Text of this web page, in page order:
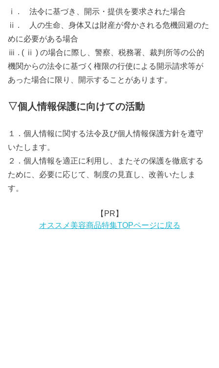
ⅰ . 法令に基づき、開示・提供を要求された場合
ⅱ . 人の生命、身体又は財産が脅かされる危機回避のた
めに必要がある場合
ⅲ . ( ⅱ ) の場合に際し、警察、税務署、裁判所等の公的
機関からの法令に基づく権限の行使による開示請求等が
あった場合に限り、開示することがあります。
▽個人情報保護に向けての活動
１．個人情報に関する法令及び個人情報保護方針を遵守
いたします。
２．個人情報を適正に利用し、またその保護を徹底する
ために、必要に応じて、制度の見直し、改善いたしま
す。
【PR】
オススメ美容商品特集TOPページに戻る